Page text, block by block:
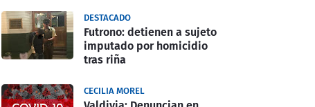
DESTACADO
Futrono: detienen a sujeto
imputado por homicidio
tras riña
CECILIA MOREL